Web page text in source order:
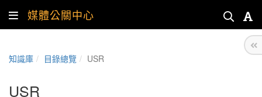
媒體公關中心
知識庫 目錄總覽 USR
USR